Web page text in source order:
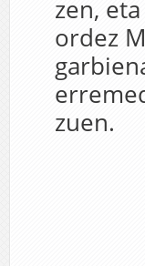
zen,
ordez
zuen.